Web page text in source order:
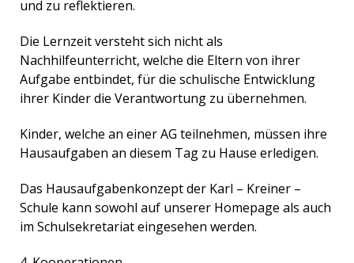
und zu reflektieren.
Die Lernzeit versteht sich nicht als
Nachhilfeunterricht, welche die Eltern von ihrer
Aufgabe entbindet, für die schulische Entwicklung
ihrer Kinder die Verantwortung zu übernehmen.
Kinder, welche an einer AG teilnehmen, müssen ihre
Hausaufgaben an diesem Tag zu Hause erledigen.
Das Hausaufgabenkonzept der Karl – Kreiner –
Schule kann sowohl auf unserer Homepage als auch
im Schulsekretariat eingesehen werden.